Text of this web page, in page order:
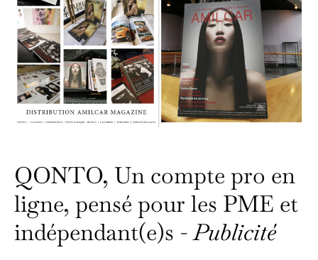
QONTO, Un compte pro en
ligne, pensé pour les PME et
indépendant(e)s -Publicité